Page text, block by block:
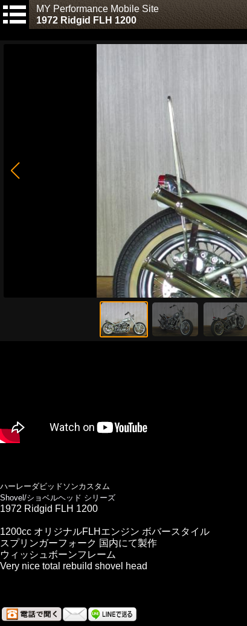
MY Performance Mobile Site
1972 Ridgid FLH 1200
ハーレーダビッドソンカスタム
Shovel/ショベルヘッド シリーズ
1972 Ridgid FLH 1200
1200cc オリジナルFLHエンジン ボバースタイル
スプリンガーフォーク 国内にて製作
ウィッシュボーンフレーム
Very nice total rebuild shovel head